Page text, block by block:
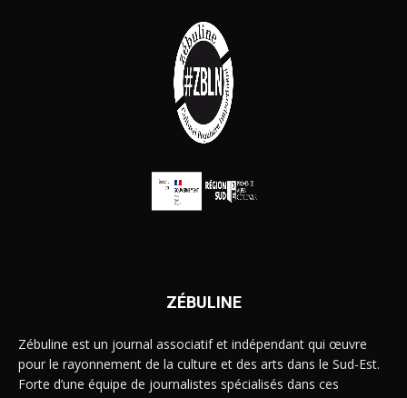
ZÉBULINE
Zébuline est un journal associatif et indépendant qui œuvre
pour le rayonnement de la culture et des arts dans le Sud-Est.
Forte d’une équipe de journalistes spécialisés dans ces